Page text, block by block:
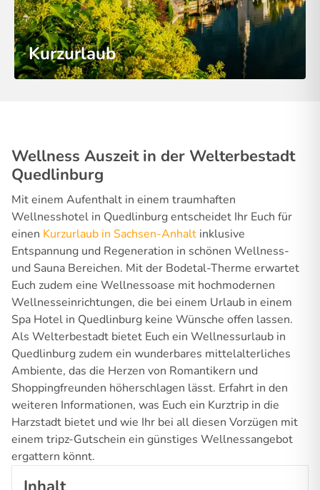
Kurzurlaub
Wellness Auszeit in der Welterbestadt
Quedlinburg
Mit einem Aufenthalt in einem traumhaften
Wellnesshotel in Quedlinburg entscheidet Ihr Euch für
einen Kurzurlaub in Sachsen-Anhalt inklusive
Entspannung und Regeneration in schönen Wellness-
und Sauna Bereichen. Mit der Bodetal-Therme erwartet
Euch zudem eine Wellnessoase mit hochmodernen
Wellnesseinrichtungen, die bei einem Urlaub in einem
Spa Hotel in Quedlinburg keine Wünsche offen lassen.
Als Welterbestadt bietet Euch ein Wellnessurlaub in
Quedlinburg zudem ein wunderbares mittelalterliches
Ambiente, das die Herzen von Romantikern und
Shoppingfreunden höherschlagen lässt. Erfahrt in den
weiteren Informationen, was Euch ein Kurztrip in die
Harzstadt bietet und wie Ihr bei all diesen Vorzügen mit
einem tripz-Gutschein ein günstiges Wellnessangebot
ergattern könnt.